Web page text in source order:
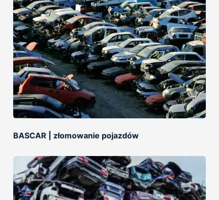
BASCAR | złomowanie pojazdów